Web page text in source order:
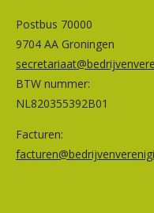
Postbus 70000
9704 AA Groningen
BTW nummer:
NL820355392B01
Facturen: